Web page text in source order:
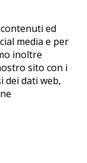
ed
media e per
inoltre
sito con i
dei dati web,